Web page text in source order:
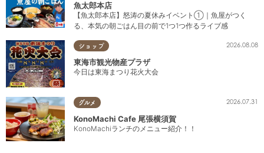
魚太郎本店
【魚太郎本店】怒涛の夏休みイベント①｜魚屋がつく
る、本気の朝ごはん目の前で1つ1つ作るライブ感
ショップ 2026.08.08
東海市観光物産プラザ
今日は東海まつり花火大会
グルメ 2026.07.31
KonoMachi Cafe 尾張横須賀
KonoMachiランチのメニュー紹介！！